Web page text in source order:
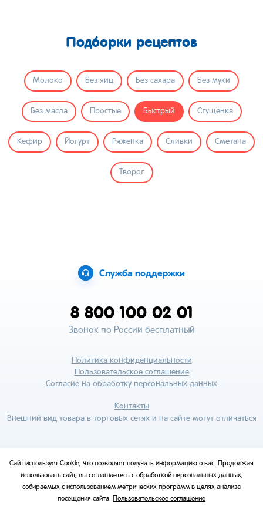
Подборки рецептов
Молоко Без яиц Без сахара Без муки
Без масла Простые Быстрый Сгущенка
Кефир Йогурт Ряженка Сливки Сметана
Творог
Служба поддержки
8 800 100 02 01
Звонок по России бесплатный
Политика конфиденциальности
Пользовательское соглашение
Согласие на обработку персональных данных
Контакты
Внешний вид товара в торговых сетях и на сайте могут отличаться
Сайт использует Cookie, что позволяет получать информацию о вас. Продолжая
использовать сайт, вы соглашаетесь с обработкой персональных данных,
собираемых с использованием метрических программ в целях анализа
посещения сайта. Пользовательское соглашение